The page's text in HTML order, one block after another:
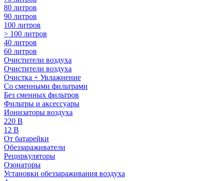
80 литров
90 литров
100 литров
> 100 литров
40 литров
60 литров
Очистители воздуха
Очистители воздуха
Очистка + Увлажнение
Cо сменными фильтрами
Без сменных фильтров
Фильтры и аксессуары
Ионизаторы воздуха
220 В
12 В
От батарейки
Обеззараживатели
Рециркуляторы
Озонаторы
Установки обеззараживания воздуха